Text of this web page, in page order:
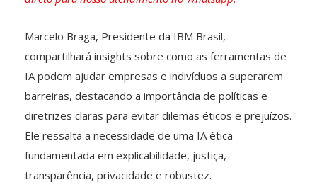
Marcelo Braga, Presidente da IBM Brasil,
compartilhará insights sobre como as ferramentas de
IA podem ajudar empresas e indivíduos a superarem
barreiras, destacando a importância de políticas e
diretrizes claras para evitar dilemas éticos e prejuízos.
Ele ressalta a necessidade de uma IA ética
fundamentada em explicabilidade, justiça,
transparência, privacidade e robustez.